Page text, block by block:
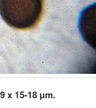
x 15-18 µm.